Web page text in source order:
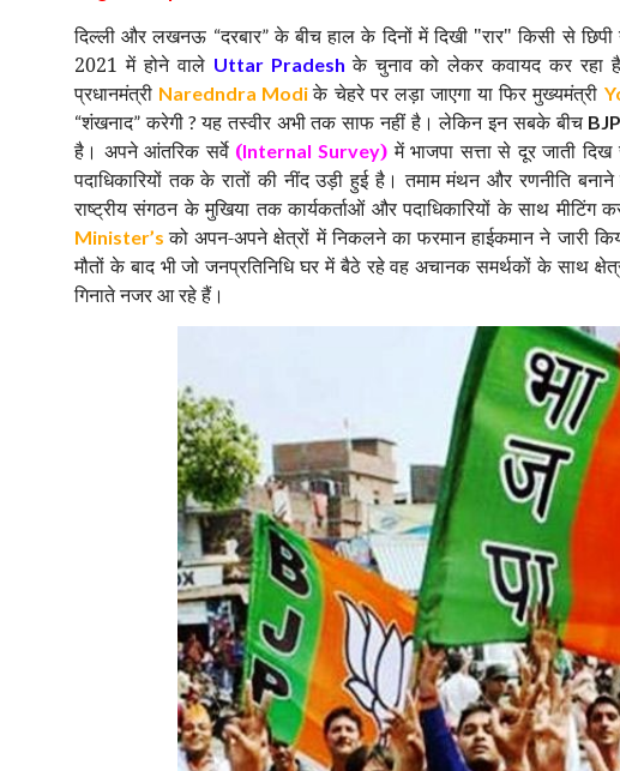
दिल्ली और लखनऊ “दरबार”के बीच हाल के दिनों में दिखी "रार" किसी से
2021 में होने वाले Uttar Pradesh के चुनाव को लेकर कवायद कर रहा
प्रधानमंत्री Naredndra Modiके चेहरे पर लड़ा जाएगा या फिर मुख्यमंत्री
“शंखनाद” करेगी ? यह तस्वीर अभी तक साफ नहीं है। लेकिन इन सबके बीच BJP
है। अपने आंतरिक सर्वे (Internal Survey)में भाजपा सत्ता से दूर जाती
पदाधिकारियों तक के रातों की नींद उड़ी हुई है। तमाम मंथन और रणनीति
राष्ट्रीय संगठन के मुखिया तक कार्यकर्ताओं और पदाधिकारियों के साथ मीटिंग
Minister’sको अपन-अपने क्षेत्रों में निकलने का फरमान हाईकमान ने जारी
मौतों के बाद भी जो जनप्रतिनिधि घर में बैठे रहे वह अचानक समर्थकों के साथ
गिनाते नजर आ रहे हैं।